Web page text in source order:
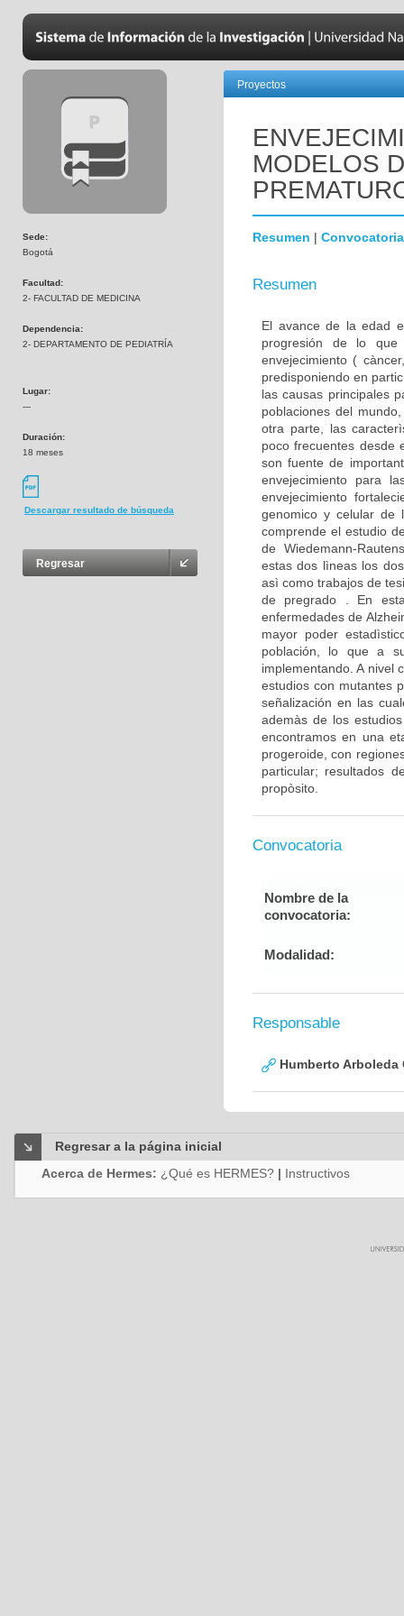
Sede:
Bogotá
Facultad:
2- FACULTAD DE MEDICINA
Dependencia:
2- DEPARTAMENTO DE PEDIATRÍA
Lugar:
---
Duración:
18 meses
Descargar resultado de búsqueda
Regresar
Proyectos
MODELOS
Resumen | Convocatoria
Resumen
El avance de la edad
progresión de lo que
envejecimiento (
predisponiendo en
las causas principales
poblaciones del
otra parte, las
poco frecuentes desde
son fuente de
envejecimiento para
envejecimiento
genomico y celular de
comprende el estudio
de Wiedemann-
estas dos lìneas los
asì como trabajos de
de pregrado . En
enfermedades de
mayor poder
población, lo que a
implementando. A nivel
estudios con mutantes
señalización en las
ademàs de los
encontramos en una
progeroide, con
particular; resultados
propòsito.
Convocatoria
Nombre de la
convocatoria:
Modalidad:
Responsable
Humberto Arboleda
Regresar a la página inicial
Acerca de Hermes: ¿Qué es HERMES? | Instructivos